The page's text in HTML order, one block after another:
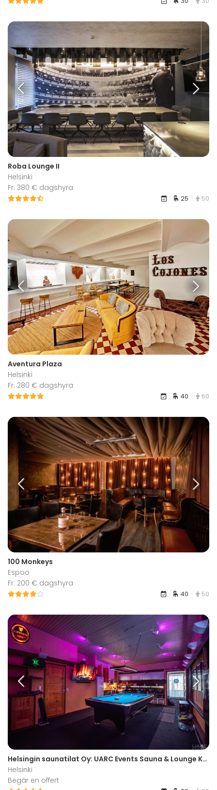
Roba Lounge II
Helsinki
Fr. 380 € dagshyra
25 50
Aventura Plaza
Helsinki
Fr. 280 € dagshyra
40 60
100 Monkeys
Espoo
Fr. 200 € dagshyra
40 50
Helsingin saunatilat Oy: UARC Events Sauna & Lounge Konala
Helsinki
Begär en offert